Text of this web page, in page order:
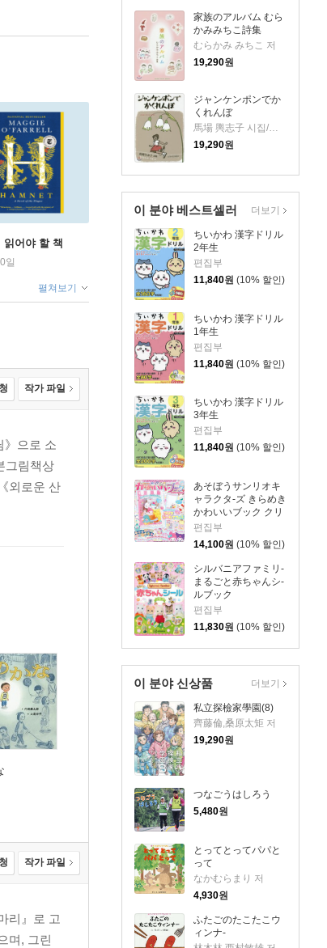
家族のアルバム むら
かみみちこ詩集
むらかみ みちこ 저
19,290원
ジャンケンポンでか
くれんぼ
19,290원
이 분야 베스트셀러
ちいかわ 漢字ドリル
2年生
편집부
11,840원 (10% 할인)
ちいかわ 漢字ドリル
1年生
편집부
11,840원 (10% 할인)
ちいかわ 漢字ドリル
3年生
편집부
11,840원 (10% 할인)
あそぼうサンリオキ
ャラクタ-ズ きらめき
かわいいブック クリ
アシ-ル手帳
편집부
14,100원 (10% 할인)
シルバニアファミリ-
まるごと赤ちゃんシ-
ルブック
편집부
11,830원 (10% 할인)
더보기
이 분야 신상품
私立探檢家學園(8)
齊藤倫,桑原太矩 저
19,290원
つなごうはしろう
5,480원
とってとってパパと
って
なかむらまり 저
4,930원
ふたごのたこたこウ
ィンナ-
더보기
어야 할 책
일
펼쳐보기
작가 파일
》으로 소
그림책상
외로운 산
작가 파일
리』로 고
며, 그린